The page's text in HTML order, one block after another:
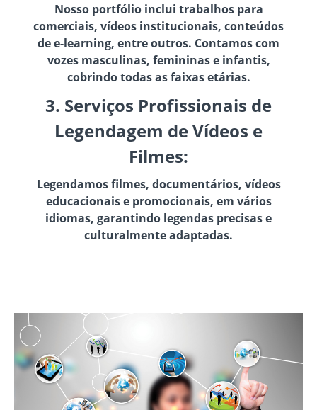
Nosso portfólio inclui trabalhos para
comerciais, vídeos institucionais, conteúdos
de e-learning, entre outros. Contamos com
vozes masculinas, femininas e infantis,
cobrindo todas as faixas etárias.
3. Serviços Profissionais de
Legendagem de Vídeos e
Filmes:
Legendamos filmes, documentários, vídeos
educacionais e promocionais, em vários
idiomas, garantindo legendas precisas e
culturalmente adaptadas.